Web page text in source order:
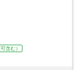
含む）